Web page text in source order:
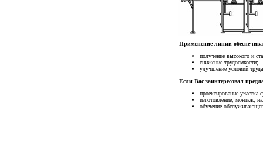
Применение линии
получение высокого и
снижение трудоемкости;
улучшение условий
Если Вас заинтересовал
проектирование
изготовление, монтаж,
обучение